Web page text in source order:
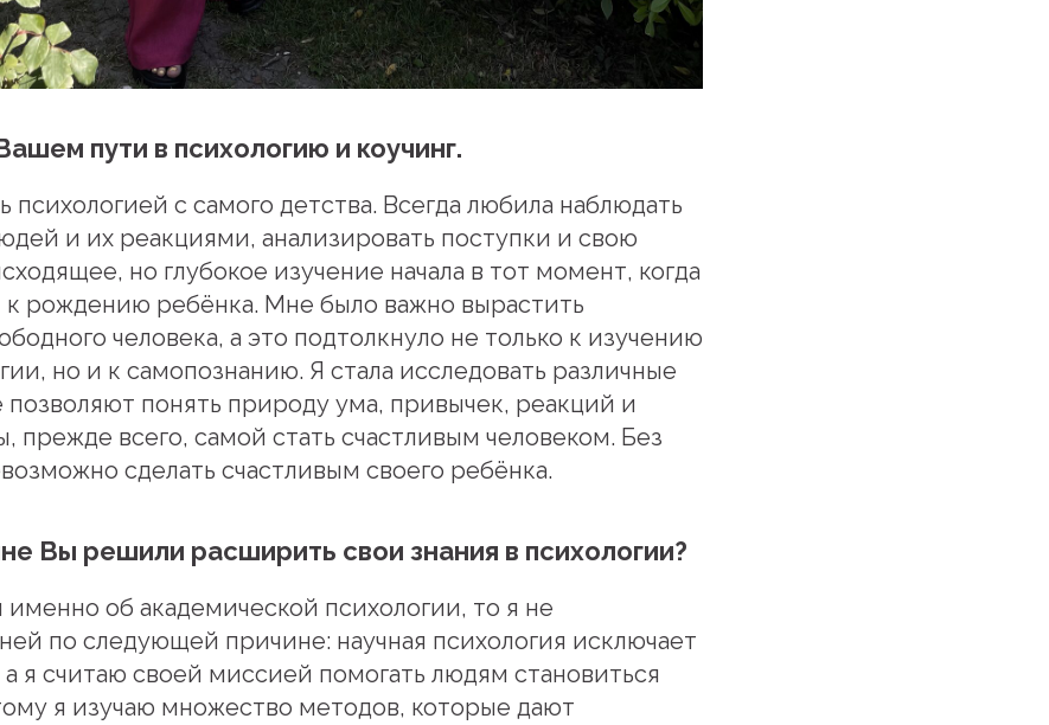
пути в психологию и коучинг.
психологией с самого детства. Всегда любила наблюдать
и их реакциями, анализировать поступки и свою
но глубокое изучение начала в тот момент, когда
к рождению ребёнка. Мне было важно вырастить
человека, а это подтолкнуло не только к изучению
но и к самопознанию. Я стала исследовать различные
понять природу ума, привычек, реакций и
прежде всего, самой стать счастливым человеком. Без
сделать счастливым своего ребёнка.
Вы решили расширить свои знания в психологии?
об академической психологии, то я не
по следующей причине: научная психология исключает
а я считаю своей миссией помогать людям становиться
я изучаю множество методов, которые дают